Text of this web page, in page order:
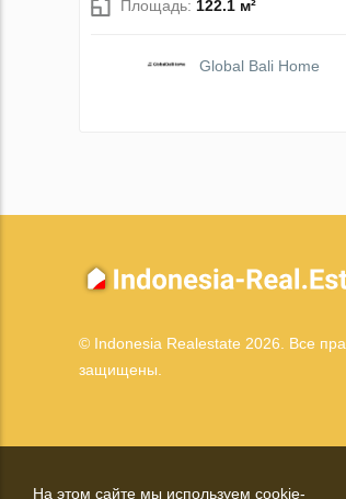
Площадь: 122.1 м²
Global Bali Home
© Indonesia Realestate 2026. Все
защищены.
На этом сайте мы используем cookie-